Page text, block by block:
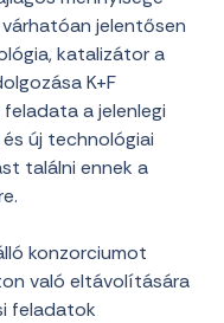
jelentősen
katalizátor a
K+F
a jelenlegi
új technológiai
találni ennek a
konzorciumot
való eltávolítására
feladatok